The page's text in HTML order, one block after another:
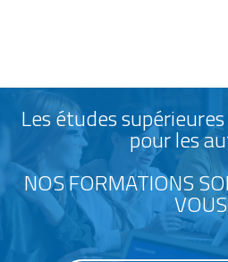
Les études
pour les
NOS FORMATIONS
VOUS